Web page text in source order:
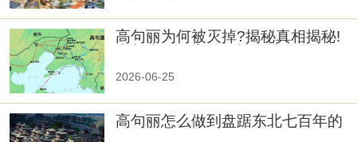
高句丽为何被灭掉?揭秘真相揭秘!
2026-06-25
高句丽怎么做到盘踞东北七百年的